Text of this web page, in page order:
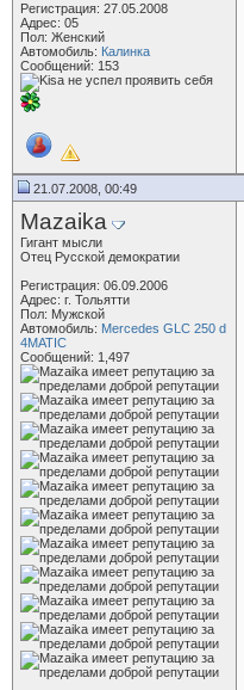
Регистрация: 27.05.2008
Адрес: 05
Пол: Женский
Автомобиль: Калинка
Сообщений: 153
21.07.2008, 00:49
Mazaika
Гигант мысли
Отец Русской демократии
Регистрация: 06.09.2006
Адрес: г. Тольятти
Пол: Мужской
Автомобиль: Mercedes GLC 250 d
4MATIC
Сообщений: 1,497